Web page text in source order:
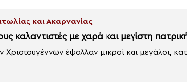
και Ακαρνανίας
καλαντιστές με χαρά και μεγίστη
έψαλλαν μικροί και μεγάλοι,